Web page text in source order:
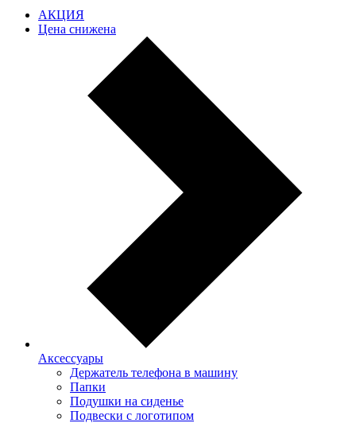
АКЦИЯ
Цена снижена
Аксессуары
Держатель телефона в машину
Папки
Подушки на сиденье
Подвески с логотипом